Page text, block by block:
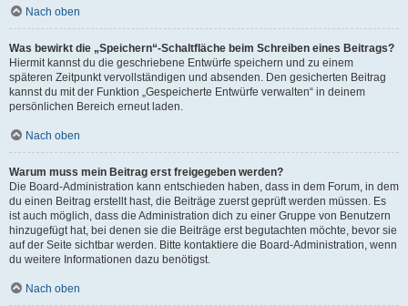
Nach oben
Was bewirkt die „Speichern“-Schaltfläche beim Schreiben eines Beitrags?
Hiermit kannst du die geschriebene Entwürfe speichern und zu einem
späteren Zeitpunkt vervollständigen und absenden. Den gesicherten Beitrag
kannst du mit der Funktion „Gespeicherte Entwürfe verwalten“ in deinem
persönlichen Bereich erneut laden.
Nach oben
Warum muss mein Beitrag erst freigegeben werden?
Die Board-Administration kann entschieden haben, dass in dem Forum, in dem
du einen Beitrag erstellt hast, die Beiträge zuerst geprüft werden müssen. Es
ist auch möglich, dass die Administration dich zu einer Gruppe von Benutzern
hinzugefügt hat, bei denen sie die Beiträge erst begutachten möchte, bevor sie
auf der Seite sichtbar werden. Bitte kontaktiere die Board-Administration, wenn
du weitere Informationen dazu benötigst.
Nach oben